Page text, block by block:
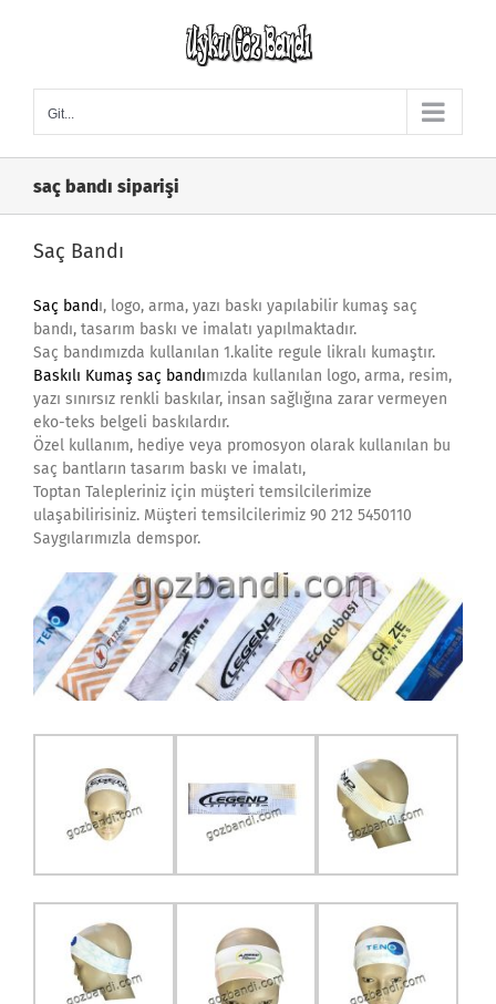
Git...
saç bandı siparişi
Saç Bandı
Saç bandı, logo, arma, yazı baskı yapılabilir kumaş saç
bandı, tasarım baskı ve imalatı yapılmaktadır.
Saç bandımızda kullanılan 1.kalite regule likralı kumaştır.
Baskılı Kumaş saç bandımızda kullanılan logo, arma, resim,
yazı sınırsız renkli baskılar, insan sağlığına zarar vermeyen
eko-teks belgeli baskılardır.
Özel kullanım, hediye veya promosyon olarak kullanılan bu
saç bantların tasarım baskı ve imalatı,
Toptan Talepleriniz için müşteri temsilcilerimize
ulaşabilirisiniz. Müşteri temsilcilerimiz 90 212 5450110
Saygılarımızla demspor.